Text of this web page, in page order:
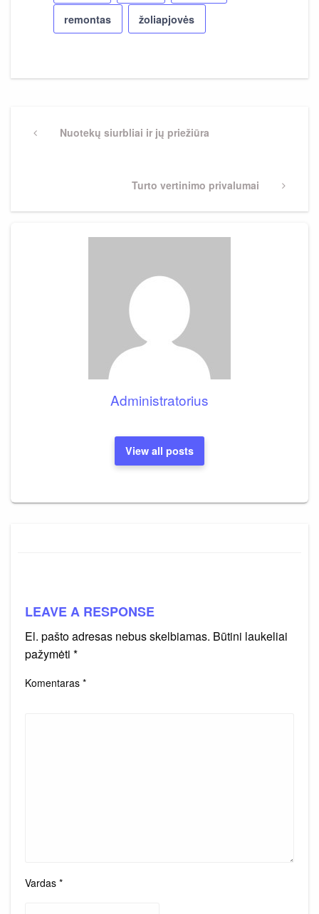
remontas žoliapjovės
tarpPreviousNuotekų siurbliai ir jų priežiūra
Next
Turto vertinimo privalumai
Administratorius
View all posts
LEAVE A RESPONSE
El. pašto adresas nebus skelbiamas. Būtini laukeliai
pažymėti *
Komentaras *
Vardas *